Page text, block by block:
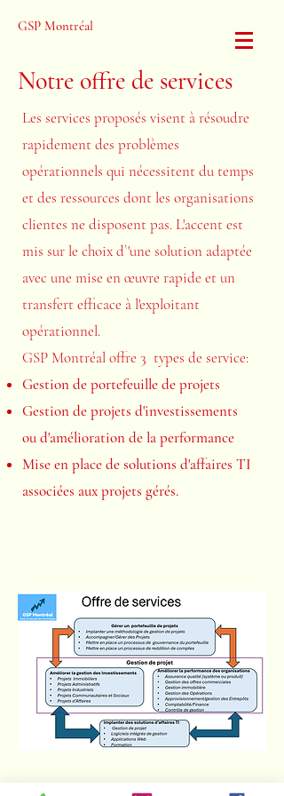
GSP Montréal
Notre offre de services
Les services proposés visent à résoudre
rapidement des problèmes
opérationnels qui nécessitent du temps
et des ressources dont les organisations
clientes ne disposent pas. L'accent est
mis sur le choix d`'une solution adaptée
avec une mise en œuvre rapide et un
transfert efficace à l'exploitant
opérationnel.
GSP Montréal offre 3 types de service:
Gestion de portefeuille de projets
Gestion de projets d'investissements
oud'amélioration de la performance
Mise en place de solutions d'affaires TI
associées aux projets gérés.